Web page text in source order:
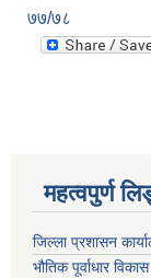
७७/७८
महत्वपुर्ण
जिल्ला प्रशासन
भौतिक पूर्वाधार